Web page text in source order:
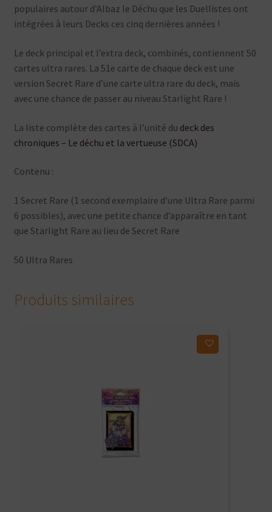
populaires autour d’Albaz le Déchu que les Duellistes ont
intégrées à leurs Decks ces cinq dernières années !
Le deck principal et l’extra deck, combinés, contiennent 50
cartes ultra rares. La 51e carte de chaque deck est une
version Secret Rare d’une carte ultra rare du deck, mais
avec une chance de passer au niveau Starlight Rare !
La liste complète des cartes à l’unité du deck des
chroniques – Le déchu et la vertueuse (SDCA)
Contenu :
1 Secret Rare (1 second exemplaire d’une Ultra Rare parmi
6 possibles), avec une petite chance d’apparaître en tant
que Starlight Rare au lieu de Secret Rare
50 Ultra Rares
Produits similaires